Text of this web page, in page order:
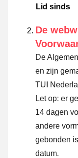
Lid sinds
De
De
en zijn
TUI
Let op: er
14 dagen
andere
gebonden
datum.